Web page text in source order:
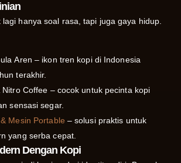
hanya soal rasa, tapi juga gaya hidup.
Aren – ikon tren kopi di Indonesia
terakhir.
Nitro Coffee – cocok untuk pecinta kopi
sensasi segar.
Mesin Portable – solusi praktis untuk
yang serba cepat.
Dengan Kopi